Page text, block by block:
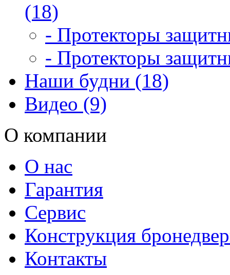
(18)
- Протекторы
- Протекторы
Наши будни (18)
Видео (9)
О компании
О нас
Гарантия
Сервис
Конструкция
Контакты